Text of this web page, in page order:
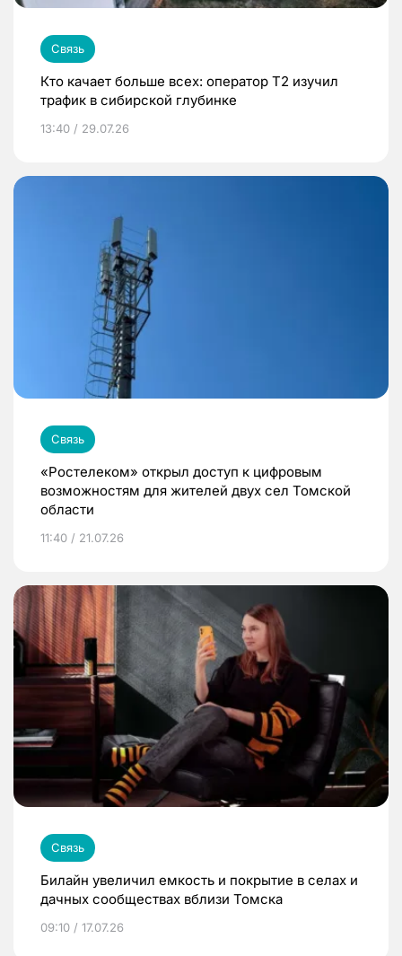
Связь
Кто качает больше всех: оператор Т2 изучил
трафик в сибирской глубинке
13:40 / 29.07.26
Связь
«Ростелеком» открыл доступ к цифровым
возможностям для жителей двух сел Томской
области
11:40 / 21.07.26
Связь
Билайн увеличил емкость и покрытие в селах и
дачных сообществах вблизи Томска
09:10 / 17.07.26